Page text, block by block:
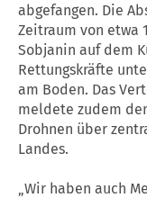
abgefangen. Die
Zeitraum von etwa
Sobjanin auf dem
Rettungskräfte
am Boden. Das
meldete zudem
Drohnen über
Landes.
„Wir haben auch